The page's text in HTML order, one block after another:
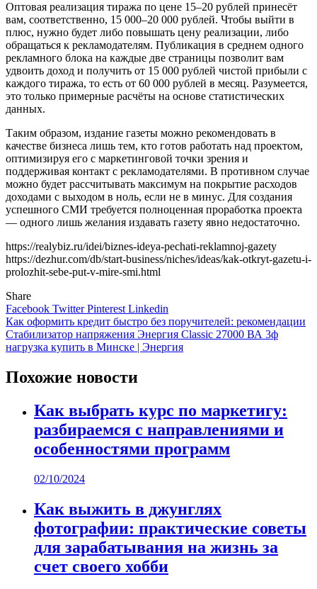
Оптовая реализация тиража по цене 15–20 рублей принесёт
вам, соответственно, 15 000–20 000 рублей. Чтобы выйти в
плюс, нужно будет либо повышать цену реализации, либо
обращаться к рекламодателям. Публикация в среднем одного
рекламного блока на каждые две страницы позволит вам
удвоить доход и получить от 15 000 рублей чистой прибыли с
каждого тиража, то есть от 60 000 рублей в месяц. Разумеется,
это только примерные расчёты на основе статистических
данных.
Таким образом, издание газеты можно рекомендовать в
качестве бизнеса лишь тем, кто готов работать над проектом,
оптимизируя его с маркетинговой точки зрения и
поддерживая контакт с рекламодателями. В противном случае
можно будет рассчитывать максимум на покрытие расходов
доходами с выходом в ноль, если не в минус. Для создания
успешного СМИ требуется полноценная проработка проекта
— одного лишь желания издавать газету явно недостаточно.
https://realybiz.ru/idei/biznes-ideya-pechati-reklamnoj-gazety
https://dezhur.com/db/start-business/niches/ideas/kak-otkryt-gazetu-i-
prolozhit-sebe-put-v-mire-smi.html
Share
Facebook TwitterPinterest Linkedin
Навигация
по
Как оформить кредит быстро без поручителей: рекомендации
Стабилизатор напряжения Энергия Classic 27000 ВА 3ф
нагрузка купить в Минске | Энергия
Похожие новости
Как выбрать курс по маркетигу:
разбираемся с направлениями и
особенностями программ
02/10/2024
Как выжить в джунглях
фотографии: практические советы
для зарабатывания на жизнь за
счет своего хобби